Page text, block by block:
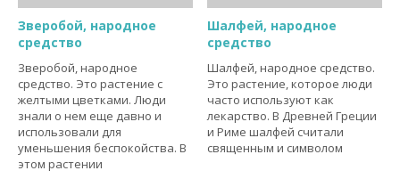
Зверобой, народное
средство
Зверобой, народное
средство. Это растение с
желтыми цветками. Люди
знали о нем еще давно и
использовали для
уменьшения беспокойства. В
этом растении
Шалфей, народное
средство
Шалфей, народное средство.
Это растение, которое люди
часто используют как
лекарство. В Древней Греции
и Риме шалфей считали
священным и символом